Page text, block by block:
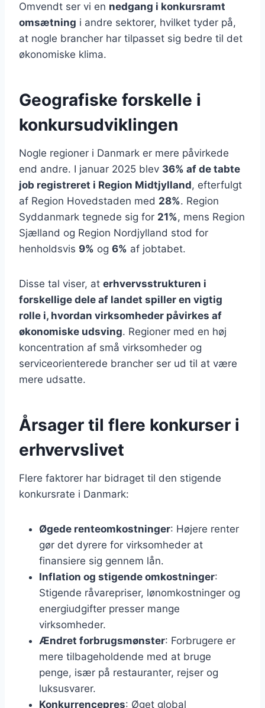
Omvendt ser vi en nedgang i konkursramt
omsætning i andre sektorer, hvilket tyder på,
at nogle brancher har tilpasset sig bedre til det
økonomiske klima.
Geografiske forskelle i
konkursudviklingen
Nogle regioner i Danmark er mere påvirkede
end andre. I januar 2025 blev 36% af de tabte
job registreret i Region Midtjylland, efterfulgt
af Region Hovedstaden med 28%. Region
Syddanmark tegnede sig for 21%, mens Region
Sjælland og Region Nordjylland stod for
henholdsvis 9% og 6% af jobtabet.
Disse tal viser, at erhvervsstrukturen i
forskellige dele af landet spiller en vigtig
rolle i, hvordan virksomheder påvirkes af
økonomiske udsving. Regioner med en høj
koncentration af små virksomheder og
serviceorienterede brancher ser ud til at være
mere udsatte.
Årsager til flere konkurser i
erhvervslivet
Flere faktorer har bidraget til den stigende
konkursrate i Danmark:
Øgede renteomkostninger: Højere renter
gør det dyrere for virksomheder at
finansiere sig gennem lån.
Inflation og stigende omkostninger:
Stigende råvarepriser, lønomkostninger og
energiudgifter presser mange
virksomheder.
Ændret forbrugsmønster: Forbrugere er
mere tilbageholdende med at bruge
penge, især på restauranter, rejser og
luksusvarer.
Konkurrencepres: Øget global